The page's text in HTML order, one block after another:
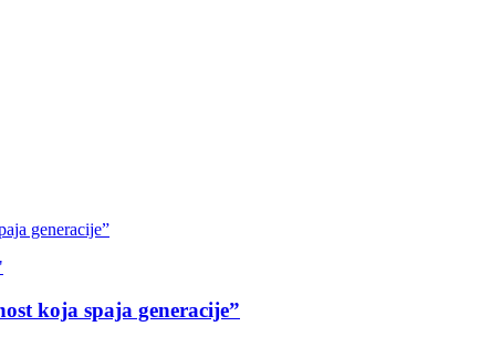
koja spaja generacije”